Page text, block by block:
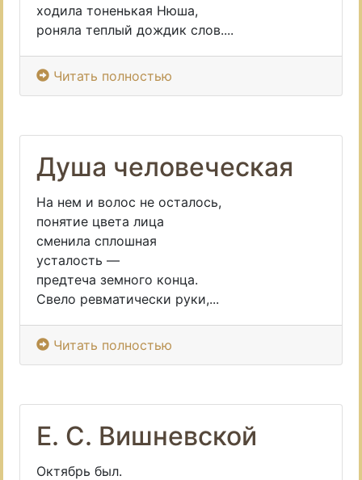
ходила тоненькая Нюша,
роняла теплый дождик слов....
Читать полностью
Душа человеческая
На нем и волос не осталось,
понятие цвета лица
сменила сплошная
усталость —
предтеча земного конца.
Свело ревматически руки,...
Читать полностью
Е. С. Вишневской
Октябрь был.